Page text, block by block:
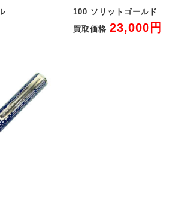
100 ソリットゴールド
買取価格 23,000円